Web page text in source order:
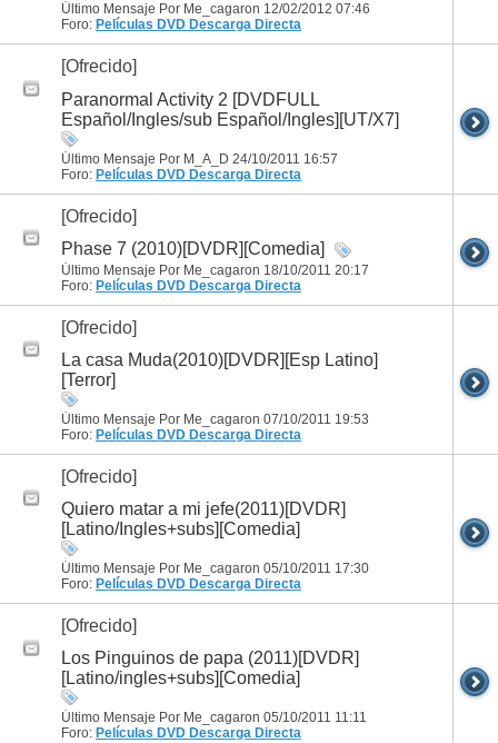
Último Mensaje Por Me_cagaron 12/02/2012 07:46
Foro: Películas DVD Descarga Directa
[Ofrecido]
Paranormal Activity 2 [DVDFULL
Español/Ingles/sub Español/Ingles][UT/X7]
Último Mensaje Por M_A_D 24/10/2011 16:57
Foro: Películas DVD Descarga Directa
[Ofrecido]
Phase 7 (2010)[DVDR][Comedia]
Último Mensaje Por Me_cagaron 18/10/2011 20:17
Foro: Películas DVD Descarga Directa
[Ofrecido]
La casa Muda(2010)[DVDR][Esp Latino]
[Terror]
Último Mensaje Por Me_cagaron 07/10/2011 19:53
Foro: Películas DVD Descarga Directa
[Ofrecido]
Quiero matar a mi jefe(2011)[DVDR]
[Latino/Ingles+subs][Comedia]
Último Mensaje Por Me_cagaron 05/10/2011 17:30
Foro: Películas DVD Descarga Directa
[Ofrecido]
Los Pinguinos de papa (2011)[DVDR]
[Latino/ingles+subs][Comedia]
Último Mensaje Por Me_cagaron 05/10/2011 11:11
Foro: Películas DVD Descarga Directa